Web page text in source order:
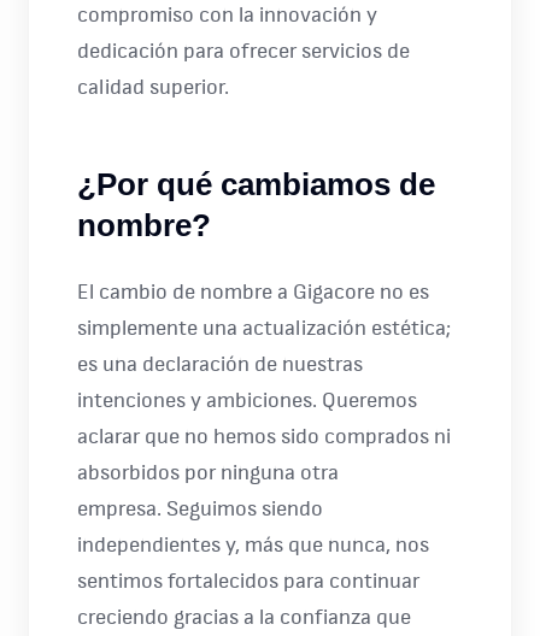
compromiso con la innovación y
dedicación para ofrecer servicios de
calidad superior.
¿Por qué cambiamos de
nombre?
El cambio de nombre a Gigacore no es
simplemente una actualización estética;
es una declaración de nuestras
intenciones y ambiciones. Queremos
aclarar que no hemos sido comprados ni
absorbidos por ninguna otra
empresa. Seguimos siendo
independientes y, más que nunca, nos
sentimos fortalecidos para continuar
creciendo gracias a la confianza que